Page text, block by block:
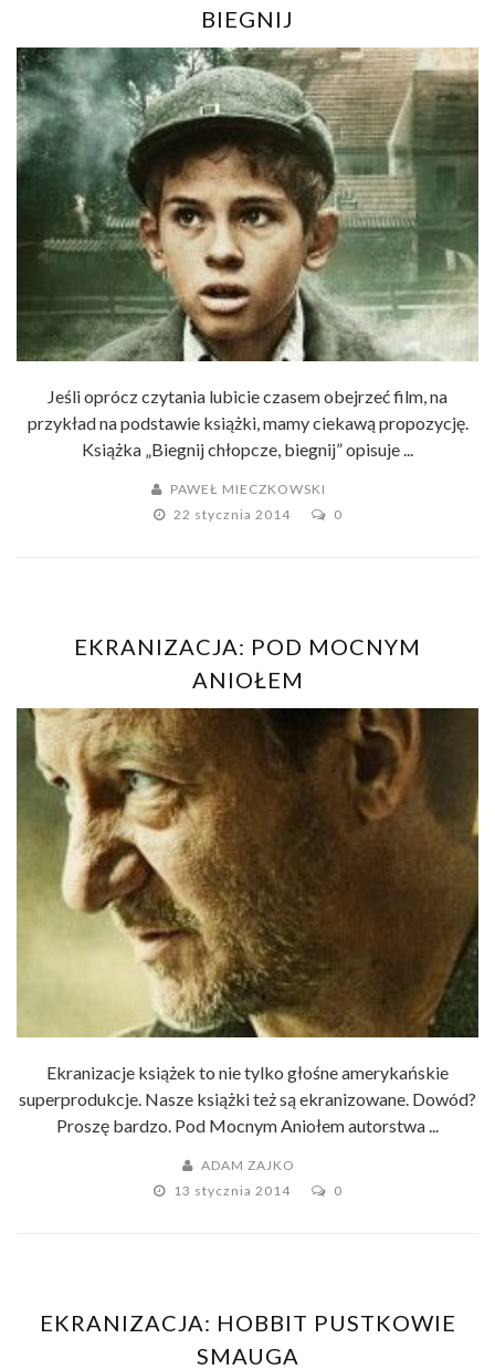
BIEGNIJ
Jeśli oprócz czytania lubicie czasem obejrzeć film, na
przykład na podstawie książki, mamy ciekawą propozycję.
Książka „Biegnij chłopcze, biegnij” opisuje ...
PAWEŁ MIECZKOWSKI
22 stycznia 2014
0
EKRANIZACJA: POD MOCNYM
ANIOŁEM
Ekranizacje książek to nie tylko głośne amerykańskie
superprodukcje. Nasze książki też są ekranizowane. Dowód?
Proszę bardzo. Pod Mocnym Aniołem autorstwa ...
ADAM ZAJKO
13 stycznia 2014
0
EKRANIZACJA: HOBBIT PUSTKOWIE
SMAUGA